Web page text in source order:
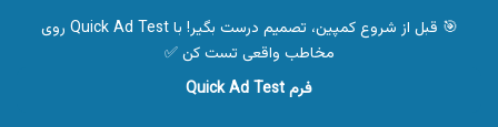
🎯 قبل از شروع کمپین، تصمیم درست بگیر! با Quick Ad Test روی
مخاطب واقعی تست کن ✅
فرم Quick Ad Test